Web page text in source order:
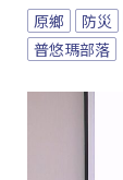
原鄉 防災
普悠瑪部落